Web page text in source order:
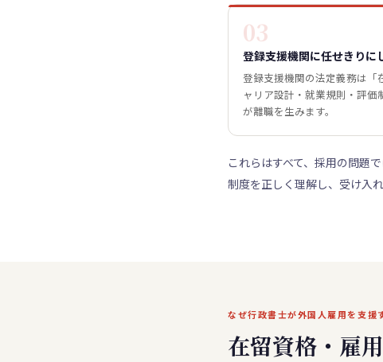
03
登録支援機関に任せきりに
登録支援機関の法定義務は「
ャリア設計・就業規則・評価
が離職を生みます。
これらはすべて、採用の問題で
制度を正しく理解し、受け入
なぜ行政書士が外国人雇用を支援
在留資格・雇